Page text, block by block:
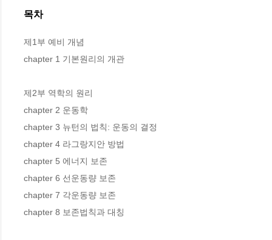
목차
제1부 예비 개념
chapter 1 기본원리의 개관
제2부 역학의 원리
chapter 2 운동학
chapter 3 뉴턴의 법칙: 운동의 결정
chapter 4 라그랑지안 방법
chapter 5 에너지 보존
chapter 6 선운동량 보존
chapter 7 각운동량 보존
chapter 8 보존법칙과 대칭